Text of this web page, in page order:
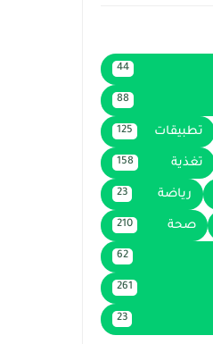
44
88
تطبيقات 125
تغذية 158
رياضة 23
صحة 210
62
261
23